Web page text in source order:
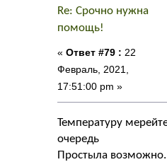
Re: Срочно нужна
помощь!
« Ответ #79 : 22
Февраль, 2021,
17:51:00 pm »
Температуру
очередь
Простыла возможно.